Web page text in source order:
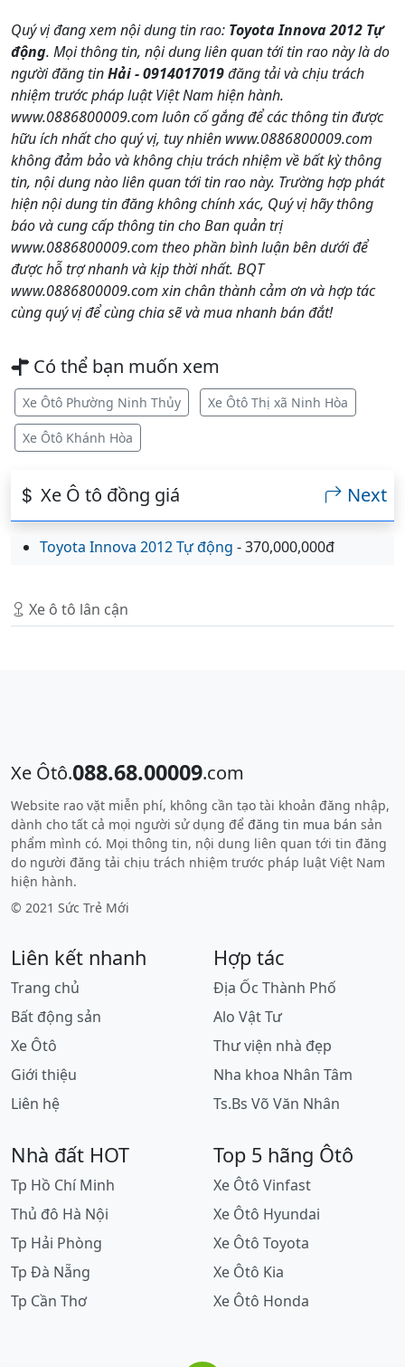
Quý vị đang xem nội dung tin rao: Toyota Innova 2012 Tự
động. Mọi thông tin, nội dung liên quan tới tin rao này là do
người đăng tinHải - 0914017019đăng tải và chịu trách
nhiệm trước pháp luật Việt Nam hiện hành.
www.0886800009.com luôn cố gắng để các thông tin được
hữu ích nhất cho quý vị, tuy nhiên www.0886800009.com
không đảm bảo và không chịu trách nhiệm về bất kỳ thông
tin, nội dung nào liên quan tới tin rao này. Trường hợp phát
hiện nội dung tin đăng không chính xác, Quý vị hãy thông
báo và cung cấp thông tin cho Ban quản trị
www.0886800009.com theo phần bình luận bên dưới để
được hỗ trợ nhanh và kịp thời nhất. BQT
www.0886800009.com xin chân thành cảm ơn và hợp tác
cùng quý vị để cùng chia sẽ và mua nhanh bán đắt!
Có thể bạn muốn xem
Xe Ôtô Phường Ninh Thủy Xe Ôtô Thị xã Ninh Hòa
Xe Ôtô Khánh Hòa
Xe Ô tô đồng giá Next
Toyota Innova 2012 Tự động - 370,000,000đ
Xe ô tô lân cận
Xe Ôtô.088.68.00009.com
Website rao vặt miễn phí, không cần tạo tài khoản đăng nhập,
dành cho tất cả mọi người sử dụng để đăng tin mua bán sản
phẩm mình có. Mọi thông tin, nội dung liên quan tới tin đăng
do người đăng tải chịu trách nhiệm trước pháp luật Việt Nam
hiện hành.
© 2021 Sức Trẻ Mới
Liên kết nhanh
Trang chủ
Bất động sản
Xe Ôtô
Giới thiệu
Liên hệ
Hợp tác
Địa Ốc Thành Phố
Alo Vật Tư
Thư viện nhà đẹp
Nha khoa Nhân Tâm
Ts.Bs Võ Văn Nhân
Nhà đất HOT
Tp Hồ Chí Minh
Thủ đô Hà Nội
Tp Hải Phòng
Tp Đà Nẵng
Tp Cần Thơ
Top 5 hãng Ôtô
Xe Ôtô Vinfast
Xe Ôtô Hyundai
Xe Ôtô Toyota
Xe Ôtô Kia
Xe Ôtô Honda